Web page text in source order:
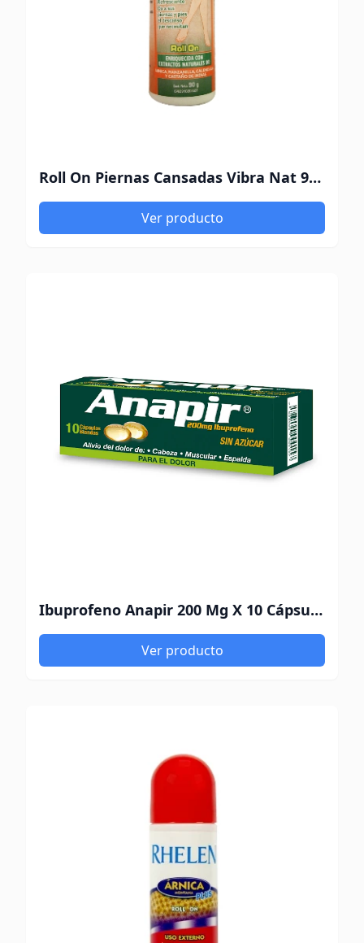
Roll On Piernas Cansadas Vibra Nat 90 Gr
Ver producto
Ibuprofeno Anapir 200 Mg X 10 Cápsulas Blandas
Ver producto